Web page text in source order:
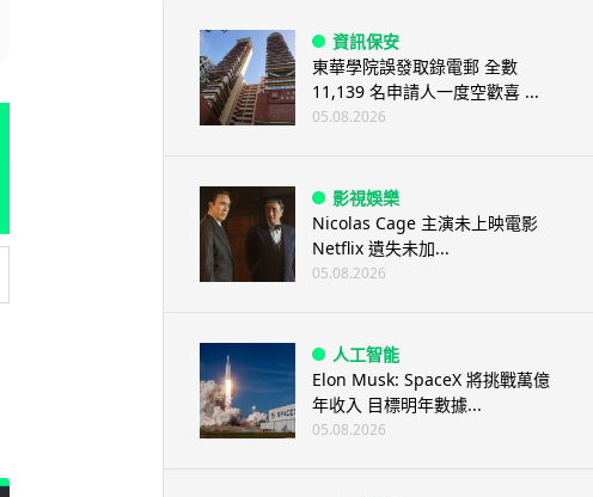
資訊保安
東華學院誤發取錄電郵 全數
11,139 名申請人一度空歡喜 ...
05.08.2026
影視娛樂
Nicolas Cage 主演未上映電影
Netflix 遺失未加...
05.08.2026
人工智能
Elon Musk: SpaceX 將挑戰萬億
年收入 目標明年數據...
05.08.2026